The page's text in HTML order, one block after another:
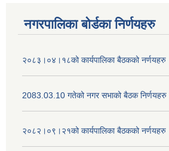
नगरपालिका बोर्डका निर्णयहरु
२०८३।०४।१८को कार्यपालिका बैठकको नर्णयहरु
2083.03.10 गतेको नगर सभाको बैठक निर्णयहरु
२०८२।०९।२१को कार्यपालिका बैठकको नर्णयहरु